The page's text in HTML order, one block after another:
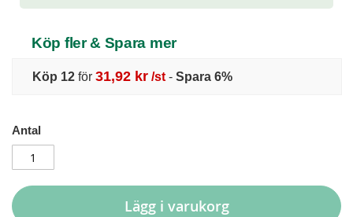
Köp fler & Spara mer
Köp 12 för 31,92 kr /st - Spara 6%
Antal
Lägg i varukorg